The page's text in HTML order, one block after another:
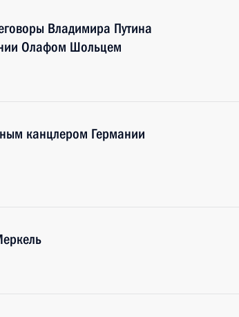
Владимира Путина
Олафом Шольцем
канцлером Германии